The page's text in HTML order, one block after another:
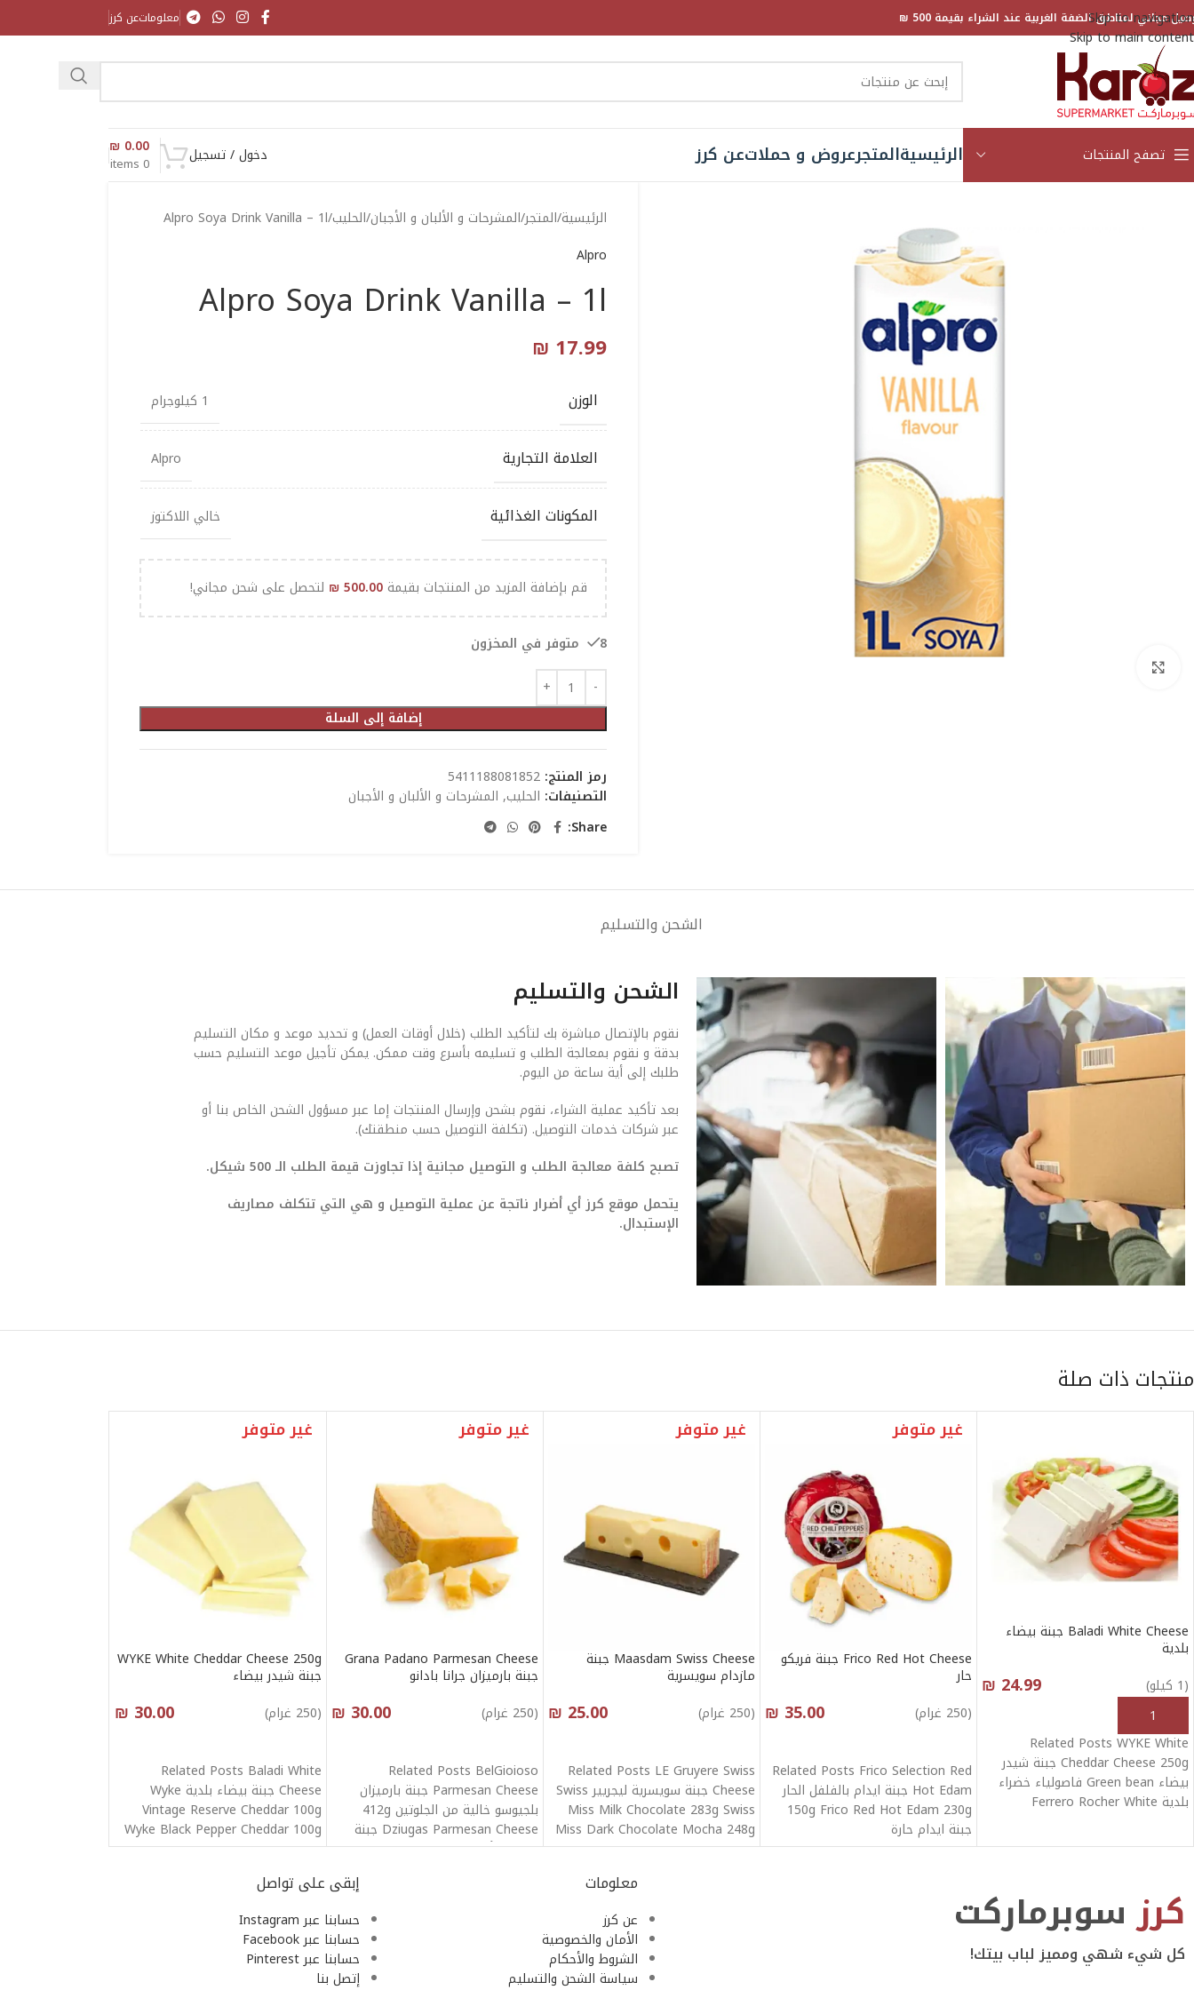
Skip to navigation
Skip to main content
مجاني لمناطق الضفة الغربية عند الشراء بقيمة 500 ₪ معلوماتعن كرز
تصفح المنتجات الرئيسيةالمتجرعروض و حملاتعن كرز دخول / تسجيل 0
items
₪ 0.00
الرئيسية المتجرالمشرحات و الألبان و الأجبانالحليب Alpro Soya Drink Vanilla – 1l
Alpro
Alpro Soya Drink Vanilla – 1l
₪ 17.99
الوزن 1 كيلوجرام
العلامة التجارية Alpro
المكونات الغذائية خالي اللاكتوز
قم بإضافة المزيد من المنتجات بقيمة ₪500.00 لتحصل على شحن مجاني!
8 متوفر في المخزون
إضافة إلى السلة
رمز المنتج: 5411188081852
التصنيفات: الحليب, المشرحات و الألبان و الأجبان
Share:
الشحن والتسليم
الشحن والتسليم
نقوم بالإتصال مباشرة بك لتأكيد الطلب (خلال أوقات العمل) و تحديد موعد و مكان التسليم
بدقة و نقوم بمعالجة الطلب و تسليمه بأسرع وقت ممكن. يمكن تأجيل موعد التسليم حسب
طلبك إلى أية ساعة من اليوم.
بعد تأكيد عملية الشراء، نقوم بشحن وإرسال المنتجات إما عبر مسؤول الشحن الخاص بنا أو
عبر شركات خدمات التوصيل. (تكلفة التوصيل حسب منطقتك).
تصبح كلفة معالجة الطلب و التوصيل مجانية إذا تجاوزت قيمة الطلب الـ 500 شيكل.
يتحمل موقع كرز أي أضرار ناتجة عن عملية التوصيل و هي التي تتكلف مصاريف
الإستبدال.
منتجات ذات صلة
Baladi White Cheese جبنة بيضاء
بلدية
(1 كيلو)
₪ 24.99
أنقر هنا لإختيار الكمية
Related Posts WYKE White
Cheddar Cheese 250g جبنة شيدر
بيضاء Green bean فاصولياء خضراء
بلدية Ferrero Rocher White
غير متوفر
Frico Red Hot Cheese جبنة فريكو
حار
(250 غرام)
₪ 35.00
Related Posts Frico Selection Red
Hot Edam جبنة ايدام بالفلفل الحار
150g Frico Red Hot Edam 230g
جبنة ايدام حارة
غير متوفر
Maasdam Swiss Cheese جبنة
مازدام سويسرية
(250 غرام)
₪ 25.00
Related Posts LE Gruyere Swiss
Cheese جبنة سويسرية ليجريير Swiss
Miss Milk Chocolate 283g Swiss
Miss Dark Chocolate Mocha 248g
غير متوفر
Grana Padano Parmesan Cheese
جبنة بارميزان جرانا بادانو
(250 غرام)
₪ 30.00
Related Posts BelGioioso
Parmesan Cheese جبنة بارميزان
بلجيوسو خالية من الجلوتين 412g
Dziugas Parmesan Cheese جبنة
بارميزان أيطالية 180g GRANAROLO
غير متوفر
WYKE White Cheddar Cheese 250g
جبنة شيدر بيضاء
(250 غرام)
₪ 30.00
Related Posts Baladi White
Cheese جبنة بيضاء بلدية Wyke
Vintage Reserve Cheddar 100g
Wyke Black Pepper Cheddar 100g
Wyke Chilli
كرز سوبرماركت
كل شيء شهي ومميز لباب بيتك!
معلومات
عن كرز
الأمان والخصوصية
الشروط والأحكام
سياسة الشحن والتسليم
إبقى على تواصل
حسابنا عبر Instagram
حسابنا عبر Facebook
حسابنا عبر Pinterest
إتصل بنا